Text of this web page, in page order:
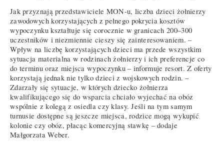
Jak przyznają przedstawiciele MON-u, liczba dzieci żołnierzy
zawodowych korzystających z pełnego pokrycia kosztów
wypoczynku kształtuje się corocznie w granicach 200–300
uczestników i niezmiennie cieszy się zainteresowaniem. –
Wpływ na liczbę korzystających dzieci ma przede wszystkim
sytuacja materialna w rodzinach żołnierzy i ich preferencje co
do terminu oraz miejsca wypoczynku – informuje resort. Z oferty
korzystają jednak nie tylko dzieci z wojskowych rodzin. –
Zdarzały się sytuacje, w których dziecko żołnierza
kwalifikującego się do wsparcia chciało wyjechać na obóz
wspólnie z kolegą z osiedla czy klasy. Jeśli na tym samym
turnusie dostępne są jeszcze miejsca, rodzice mogą wykupić
kolonie czy obóz, płacąc komercyjną stawkę – dodaje
Małgorzata Weber.